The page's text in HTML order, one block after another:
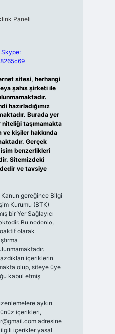
Skype:
sitesi, herhangi
şahıs şirketi ile
hazırladığımız
Burada yer
taşımamakta
kişiler hakkında
Gerçek
benzerlikleri
Sitemizdeki
ve tavsiye
Kanun gereğince Bilgi
Kurumu (BTK)
bir Yer Sağlayıcı
Bu nedenle,
olarak
içeriklerin
olup, siteye üye
kabul etmiş
aykırı
içerikleri,
adresine
içerikler yasal